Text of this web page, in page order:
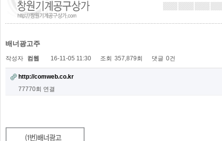
배너광고주
작성자 컴웹 16-11-05 11:30 조회 357,879회 댓글 0건
http://comweb.co.kr
77770회 연결